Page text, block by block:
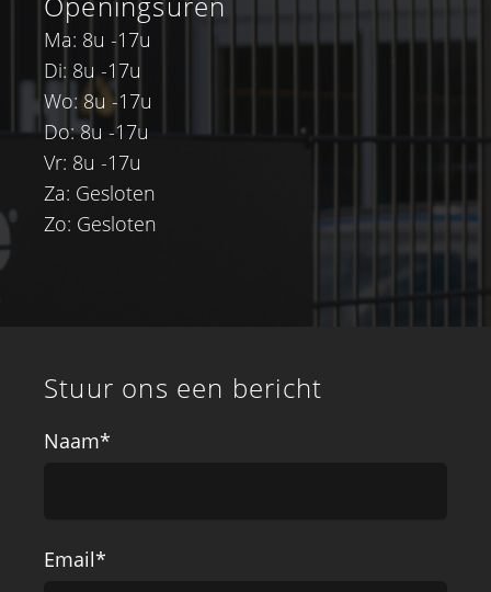
Ma: 8u -17u
Di: 8u -17u
Wo: 8u -17u
Do: 8u -17u
Vr: 8u -17u
Za: Gesloten
Zo: Gesloten
Stuur ons een bericht
Naam*
Email*